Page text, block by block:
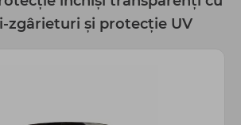
de grădină
zgârieturi și protecție UV